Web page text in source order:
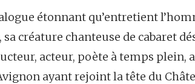
étonnant qu’entretient
créature chanteuse de cabaret
acteur, poète à temps plein,
ayant rejoint la tête du